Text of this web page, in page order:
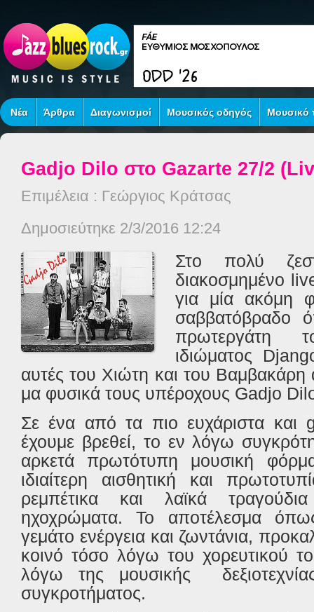
Νέα Άρθρα Διαγωνισμοί Μουσικός οδηγός Μουσικό
Gadjo Dilo στο Gazarte 27/2
Επιμέλεια : Γεώργιος Κράτσας
Δημοσιεύτηκε 2/3/2016 12:24
Στο πολύ
διακοσμημένο
για μία ακόμη
σαββατόβραδο
πρωτεργάτη
ιδιώματος
αυτές του Χιώτη και του
μα φυσικά τους υπέροχους Gadjo
Σε ένα από τα πιο ευχάριστα και
έχουμε βρεθεί, το εν λόγω
αρκετά πρωτότυπη μουσική
ιδιαίτερη αισθητική και
ρεμπέτικα και λαϊκά
ηχοχρώματα. Το αποτέλεσμα
γεμάτο ενέργεια και ζωντάνια,
κοινό τόσο λόγω του χορευτικού
λόγω της μουσικής
συγκροτήματος.